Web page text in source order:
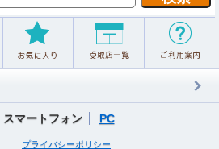
スマートフォン PC
プライバシーポリシー